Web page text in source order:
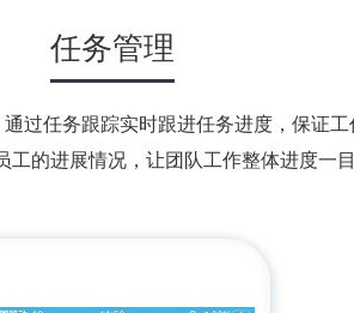
任务管理
过任务跟踪实时跟进任务进度，保证
工的进展情况，让团队工作整体进度一目